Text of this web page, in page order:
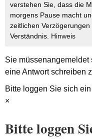
verstehen Sie, dass die
morgens Pause macht
zeitlichen
Verständnis. Hinweis
Sie müssenangemeldet
eine Antwort schreiben
Bitte loggen Sie sich ein
×
Bitte loggen